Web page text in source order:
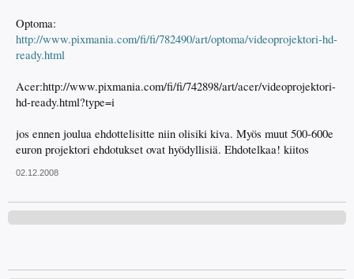
Optoma:
http://www.pixmania.com/fi/fi/782490/art/optoma/videoprojektori-hd-
ready.html
Acer:http://www.pixmania.com/fi/fi/742898/art/acer/videoprojektori-
hd-ready.html?type=i
jos ennen joulua ehdottelisitte niin olisiki kiva. Myös muut 500-600e
euron projektori ehdotukset ovat hyödyllisiä. Ehdotelkaa! kiitos
02.12.2008